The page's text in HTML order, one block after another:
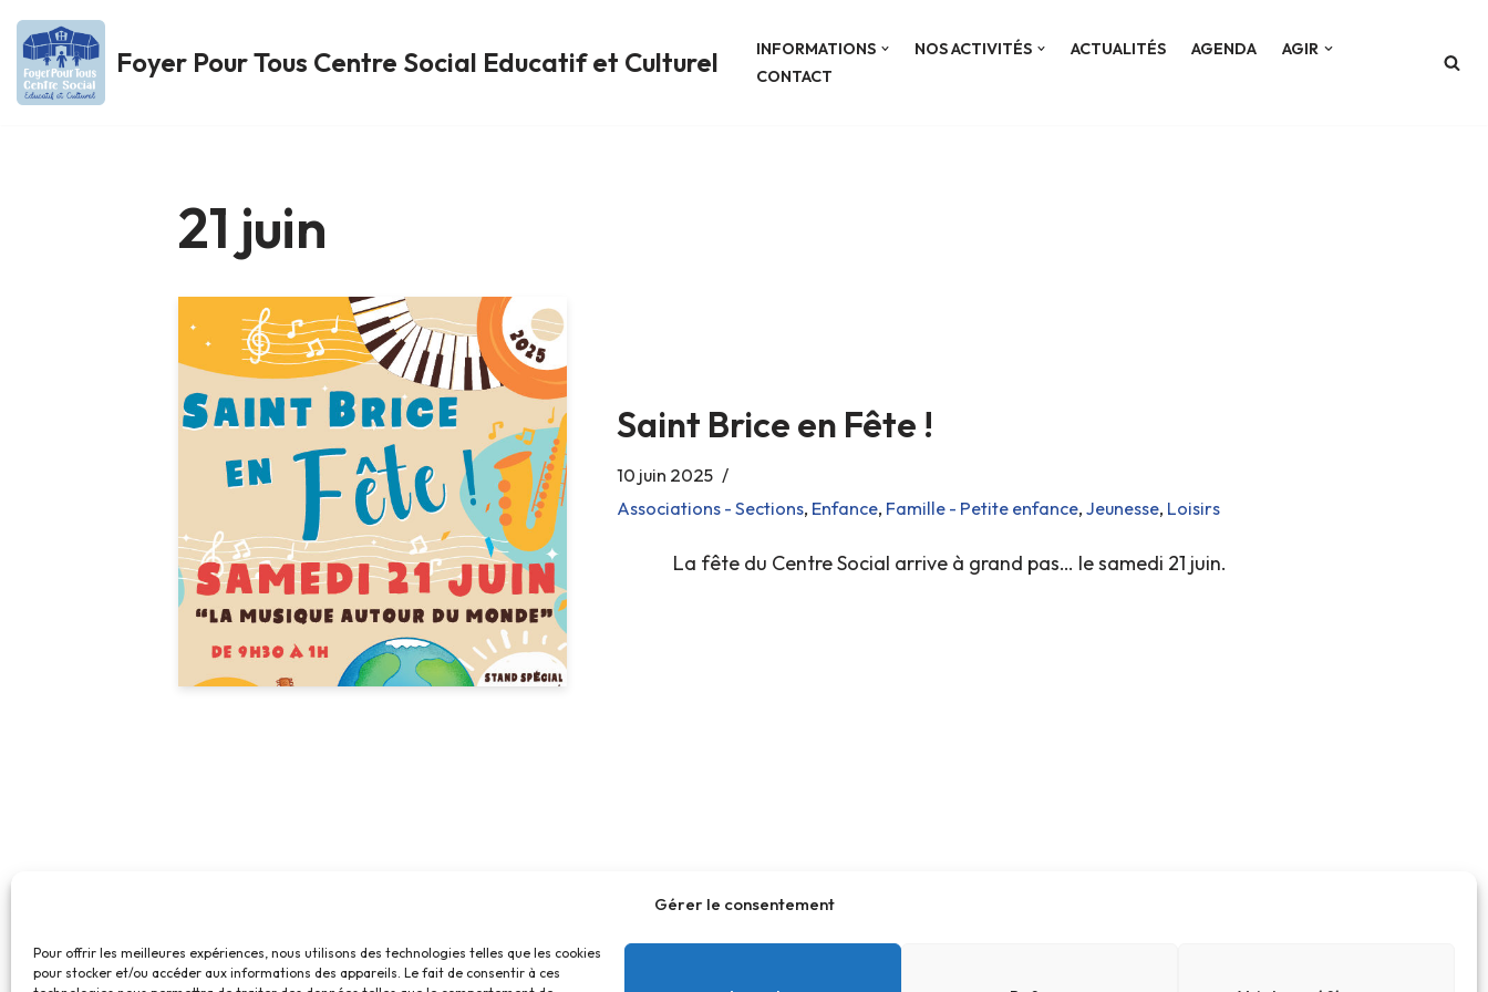
Gérer le consentement
Pour offrir les meilleures expériences, nous utilisons des technologies telles que les cookies
pour stocker et/ou accéder aux informations des appareils. Le fait de consentir à ces
Aller
au
Foyer Pour Tous Centre Social Educatif et Culturel INFORMATIONS NOS ACTIVITÉS ACTUALITÉS AGENDA
AGIR
CONTACT
21 juin
Saint Brice en Fête !
10 juin 2025
Associations - Sections, Enfance, Famille - Petite enfance, Jeunesse, Loisirs
La fête du Centre Social arrive à grand pas… le samedi 21 juin.